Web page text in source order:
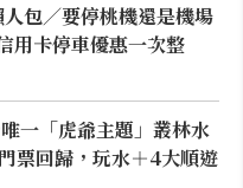
包／要停桃機還是機場
用卡停車優惠一次整
一「虎爺主題」叢林水
票回歸，玩水＋4大順遊